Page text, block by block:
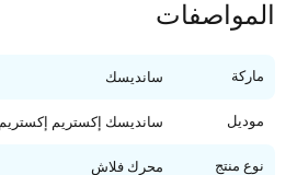
المواصفات
ماركة سانديسك
موديل سانديسك إكستريم
نوع منتج محرك فلاش